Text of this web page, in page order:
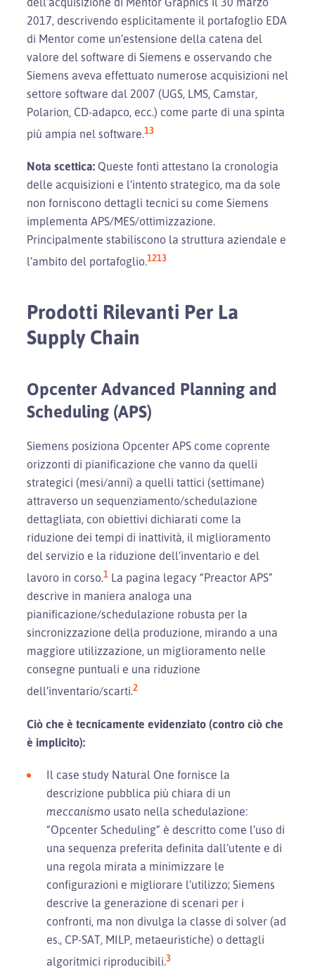
2017, descrivendo esplicitamente il portafoglio EDA
di Mentor come un’estensione della catena del
valore del software di Siemens e osservando che
Siemens aveva effettuato numerose acquisizioni nel
settore software dal 2007 (UGS, LMS, Camstar,
Polarion, CD-adapco, ecc.) come parte di una spinta
più ampia nel software.13
Nota scettica: Queste fonti attestano la cronologia
delle acquisizioni e l’intento strategico, ma da sole
non forniscono dettagli tecnici su come Siemens
implementa APS/MES/ottimizzazione.
Principalmente stabiliscono la struttura aziendale e
l’ambito del portafoglio.1213
Prodotti Rilevanti Per La
Supply Chain
Opcenter Advanced Planning and
Scheduling (APS)
Siemens posiziona Opcenter APS come coprente
orizzonti di pianificazione che vanno da quelli
strategici (mesi/anni) a quelli tattici (settimane)
attraverso un sequenziamento/schedulazione
dettagliata, con obiettivi dichiarati come la
riduzione dei tempi di inattività, il miglioramento
del servizio e la riduzione dell’inventario e del
lavoro in corso.1 La pagina legacy “Preactor APS”
descrive in maniera analoga una
pianificazione/schedulazione robusta per la
sincronizzazione della produzione, mirando a una
maggiore utilizzazione, un miglioramento nelle
consegne puntuali e una riduzione
dell’inventario/scarti.2
Ciò che è tecnicamente evidenziato (contro ciò che
è implicito):
Il case study Natural One fornisce la
descrizione pubblica più chiara di un
meccanismo usato nella schedulazione:
“Opcenter Scheduling” è descritto come l’uso di
una sequenza preferita definita dall’utente e di
una regola mirata a minimizzare le
configurazioni e migliorare l’utilizzo; Siemens
descrive la generazione di scenari per i
confronti, ma non divulga la classe di solver (ad
es., CP-SAT, MILP, metaeuristiche) o dettagli
algoritmici riproducibili.3